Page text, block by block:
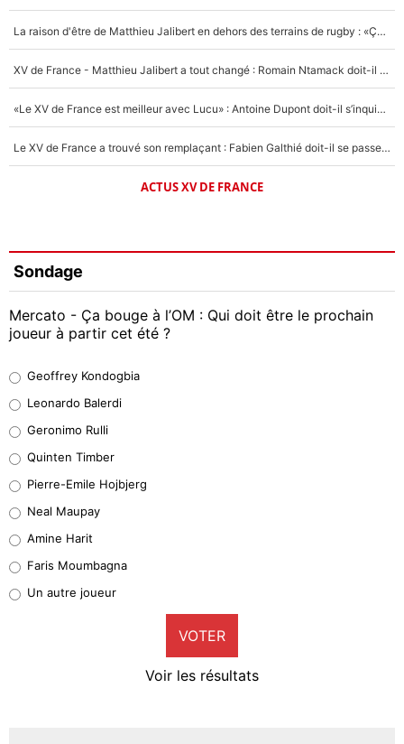
La raison d'être de Matthieu Jalibert en dehors des terrains de rugby : «Ça m'atteint autant que si tu touches à un membre de ma famille»
XV de France - Matthieu Jalibert a tout changé : Romain Ntamack doit-il s’inquiéter pour sa place à un an de la Coupe du monde ?
«Le XV de France est meilleur avec Lucu» : Antoine Dupont doit-il s’inquiéter pour sa place ?
Le XV de France a trouvé son remplaçant : Fabien Galthié doit-il se passer d'Antoine Dupont ?
ACTUS XV DE FRANCE
Sondage
Mercato - Ça bouge à l’OM : Qui doit être le prochain
joueur à partir cet été ?
38%
32%
4%
1%
9%
Geoffrey Kondogbia
Leonardo Balerdi
Geronimo Rulli
Quinten Timber
Pierre-Emile Hojbjerg
Neal Maupay
Amine Harit
Faris Moumbagna
Un autre joueur
VOTER
Voir les résultats